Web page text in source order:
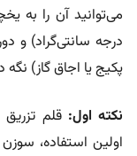
درجه سانتی‌گراد) و
پکیج یا اجاق گاز) نگه
نکته اول:قلم
اولین استفاده،